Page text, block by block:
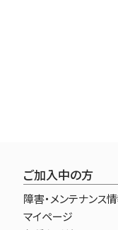
ご加入中の方
障害・メンテナンス
マイページ